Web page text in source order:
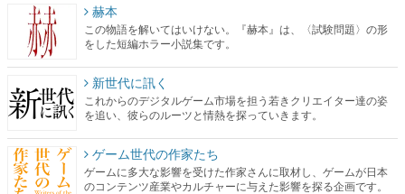
赫本
この物語を解いてはいけない。『赫本』は、〈試験問題〉の形
をした短編ホラー小説集です。
新世代に訊く
これからのデジタルゲーム市場を担う若きクリエイター達の姿
を追い、彼らのルーツと情熱を探っていきます。
ゲーム世代の作家たち
ゲームに多大な影響を受けた作家さんに取材し、ゲームが日本
のコンテンツ産業やカルチャーに与えた影響を探る企画です。